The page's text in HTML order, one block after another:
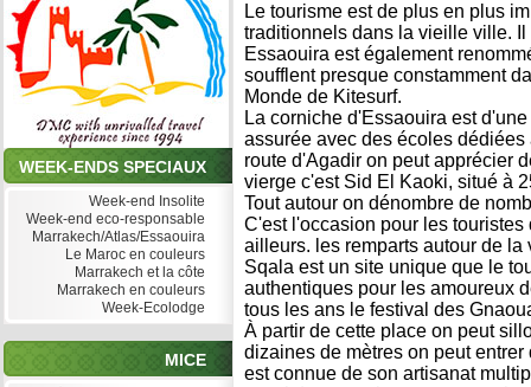
WEEK-ENDS SPECIAUX
Week-end Insolite
Week-end eco-responsable
Marrakech/Atlas/Essaouira
Le Maroc en couleurs
Marrakech et la côte
Marrakech en couleurs
Week-Ecolodge
MICE
Le tourisme est de plus en plus
traditionnels dans la vieille ville.
Essaouira est également
soufflent presque constamment
Monde de Kitesurf.
La corniche d'Essaouira est
assurée avec des écoles
route d'Agadir on peut apprécier
vierge c'est Sid El Kaoki, situé à
Tout autour on dénombre de
C'est l'occasion pour les
ailleurs. les remparts autour de
Sqala est un site unique que le
authentiques pour les amoureux
tous les ans le festival des
À partir de cette place on peut
dizaines de mètres on peut
est connue de son artisanat